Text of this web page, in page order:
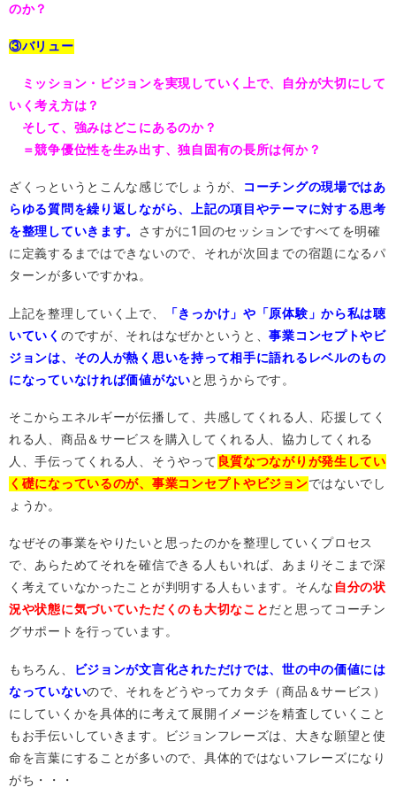
のか？
③バリュー
ミッション・ビジョンを実現していく上で、自分が大切にして
いく考え方は？
そして、強みはどこにあるのか？
＝競争優位性を生み出す、独自固有の長所は何か？
ざくっというとこんな感じでしょうが、
コーチングの現場ではあ
らゆる質問を繰り返しながら、上記の項目やテーマに対する思考
を整理していきます。 さすがに1回のセッションですべてを明確
に定義するまではできないので、それが次回までの宿題になるパ
ターンが多いですかね。
上記を整理していく上で、
「きっかけ」や「原体験」から私は聴
いていく のですが、それはなぜかというと、事業コンセプトやビ
ジョンは、その人が熱く思いを持って相手に語れるレベルのもの
になっていなければ価値がないと思うからです。
そこからエネルギーが伝播して、共感してくれる人、応援してく
れる人、商品＆サービスを購入してくれる人、協力してくれる
人、手伝ってくれる人、そうやって 良質なつながりが発生してい
く礎になっているのが、事業コンセプトやビジョンではないでし
ょうか。
なぜその事業をやりたいと思ったのかを整理していくプロセス
で、あらためてそれを確信できる人もいれば、あまりそこまで深
く考えていなかったことが判明する人もいます。そんな 自分の状
況や状態に気づいていただくのも大切なことだと思ってコーチン
グサポートを行っています。
もちろん、
ビジョンが文言化されただけでは、世の中の価値には
なっていないので、それをどうやってカタチ（商品＆サービス）
にしていくかを具体的に考えて展開イメージを精査していくこと
もお手伝いしていきます。ビジョンフレーズは、大きな願望と使
命を言葉にすることが多いので、具体的ではないフレーズになり
がち・・・